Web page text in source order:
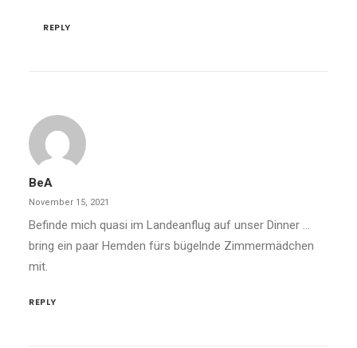
REPLY
BeA
November 15, 2021
Befinde mich quasi im Landeanflug auf unser Dinner …
bring ein paar Hemden fürs bügelnde Zimmermädchen
mit.
REPLY